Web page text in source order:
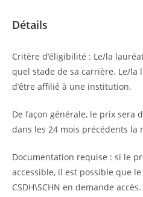
Détails
Critère d’éligibilité : Le/la
quel stade de sa carrière. Le/la
d’être affilié à une institution.
De façon générale, le prix sera
dans les 24 mois précédents la
Documentation requise : si le
accessible, il est possible que
CSDH\SCHN en demande accès.